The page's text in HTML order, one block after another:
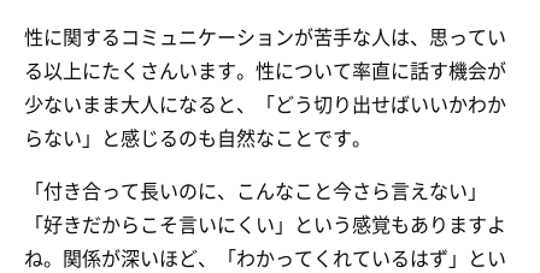
性に関するコミュニケーションが苦手な人は、思ってい
る以上にたくさんいます。性について率直に話す機会が
少ないまま大人になると、「どう切り出せばいいかわか
らない」と感じるのも自然なことです。
「付き合って長いのに、こんなこと今さら言えない」
「好きだからこそ言いにくい」という感覚もありますよ
ね。関係が深いほど、「わかってくれているはず」とい